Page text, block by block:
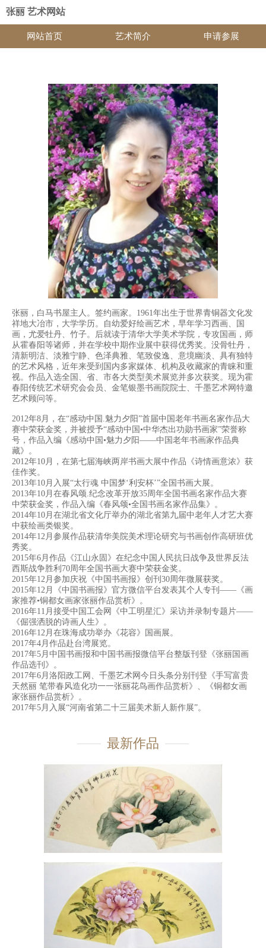
张丽 艺术网站
网站首页 艺术简介 申请参展
张丽，白马书屋主人。签约画家。1961年出生于世界青铜器文化发
祥地大冶市，大学学历。自幼爱好绘画艺术，早年学习西画、国
画，尤爱牡丹、竹子。后就读于清华大学美术学院，专攻国 画，师
从霍春阳等诸师，并在学校中期作业展中获得优秀奖。没骨牡丹，
清新明洁、淡雅宁静、色泽典雅、笔致俊逸、意境幽淡、具有独特
的艺术风格，近年来受到国内多家媒体、机构及收藏家的青睐和重
视。作品入选全国、省、市各大类型美术展览并多次获奖。现为霍
春阳传统艺术研究会会员、金笔银墨书画院院士、千墨艺术网特邀
艺术顾问等。
2012年8月，在“感动中国.魅力夕阳”首届中国老年书画名家作品大
赛中荣获金奖，并被授予“感动中国•中华杰出功勋书画家”荣誉称
号，作品入编《感动中国•魅力夕阳——中国老年书画家作品典
藏》。
2012年10月，在第七届海峡两岸书画大展中作品《诗情画意浓》获
佳作奖。
2013年10月入展“太行魂 中国梦‘利安杯’”全国书画大展。
2013年10月在春风颂.纪念改革开放35周年全国书画名家作品大赛
中荣获金奖，作品入编《春风颂•全国书画名家作品集》。
2014年10月在湖北省文化厅举办的湖北省第九届中老年人才艺大赛
中获绘画类银奖。
2014年12月参展作品获清华美院美术理论研究与书画创作高研班优
秀奖。
2015年6月作品《江山永固》在纪念中国人民抗日战争及世界反法
西斯战争胜利70周年全国书画大赛中荣获金奖。
2015年12月参加庆祝《中国书画报》创刊30周年微展获奖。
2015年12月《中国书画报》官方微信平台发表其个人专刊——《画
家推荐•铜都女画家张丽作品赏析》。
2016年11月接受中国工会网《中工明星汇》采访并录制专题片——
《倔强洒脱的诗画人生》。
2016年12月在珠海成功举办《花容》国画展。
2017年4月作品赴台湾展览。
2017年5月中国书画报和中国书画报微信平台整版刊登《张丽国画
作品选刊》。
2017年6月洛阳政工网、千墨艺术网今日头条分别刊登《手写富贵
天然丽 笔带春风造化功一一张丽花鸟画作品赏析》、《铜都女画
家张丽作品赏析》。
2017年5月入展“河南省第二十三届美术新人新作展”。
最新作品